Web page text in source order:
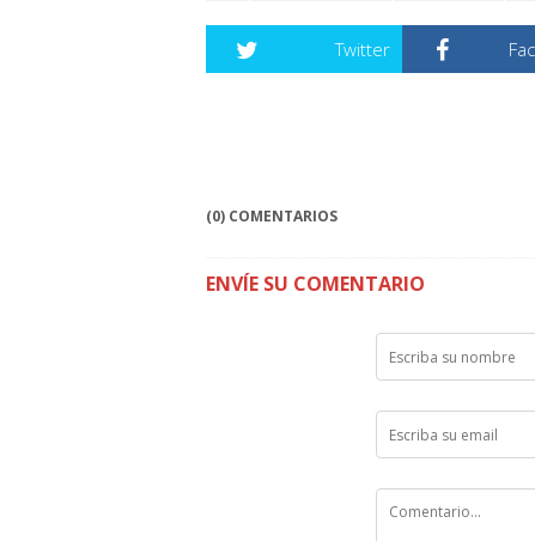
Twitter
(0) COMENTARIOS
ENVÍE SU COMENTARIO